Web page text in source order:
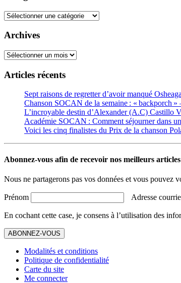
Catégories
Archives
Archives
Articles récents
Sept raisons de regretter d’avoir manqué
Chanson SOCAN de la semaine : « backporch
L’incroyable destin d’Alexander (A.C) Castillo
Académie SOCAN : Comment séjourner dans
Voici les cinq finalistes du Prix de la chanson
Abonnez-vous afin de recevoir nos meilleurs
Nous ne partagerons pas vos données et vous pouvez
Prénom Adresse
En cochant cette case, je consens à l’utilisation des
ABONNEZ-VOUS
Modalités et conditions
Politique de confidentialité
Carte du site
Me connecter